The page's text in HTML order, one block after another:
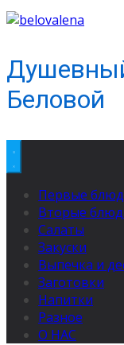
Беловой
Первые
Вторые
Салаты
Закуски
Выпечка и
Заготовки
Напитки
Разное
О НАС